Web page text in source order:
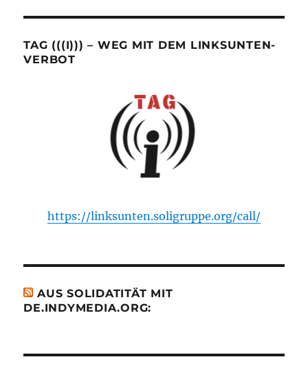
TAG (((I))) – WEG MIT DEM LINKSUNTEN-
VERBOT
https://linksunten.soligruppe.org/call/
AUS SOLIDATITÄT MIT
DE.INDYMEDIA.ORG: